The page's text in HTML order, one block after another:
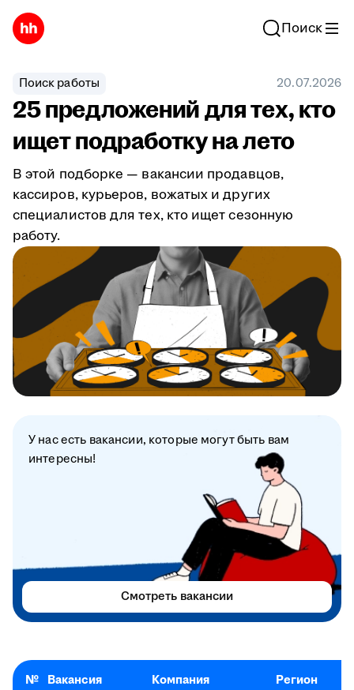
Поиск
Поиск работы 20.07.2026
25 предложений для тех, кто
ищет подработку на лето
В этой подборке — вакансии продавцов,
кассиров, курьеров, вожатых и других
специалистов для тех, кто ищет сезонную
работу.
№ Вакансия Компания Регион
У нас есть вакансии, которые могут быть вам
интересны!
Смотреть вакансии